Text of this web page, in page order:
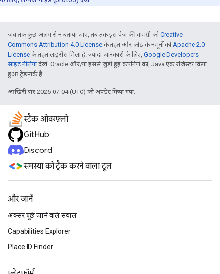
जब तक कुछ अलग से न बताया जाए, तब तक इस पेज की सामग्री कोCreative
Commons Attribution 4.0 License के तहत और कोड के नमूनों कोApache 2.0
License के तहत लाइसेंस मिला है. ज़्यादा जानकारी के लिए, Google Developers
साइट नीतियांदेखें. Oracle और/या इससे जुड़ी हुई कंपनियों का, Java एक रजिस्टर किया
हुआ ट्रेडमार्क है.
आखिरी बार 2026-07-04 (UTC) को अपडेट किया गया.
स्टैक ओवरफ़्लो
GitHub
Discord
समस्या को ट्रैक करने वाला टूल
और जानें
अक्सर पूछे जाने वाले सवाल
Capabilities Explorer
Place ID Finder